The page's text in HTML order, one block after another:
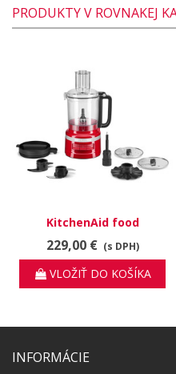
PRODUKTY V ROVNAKEJ
KitchenAid food
processor 5KFP0921EER
229,00 € (s DPH)
VLOŽIŤ DO KOŠÍKA
INFORMÁCIE